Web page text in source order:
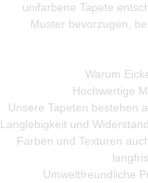
unifarbene Tapete
Muster bevorzugen, bei
Warum
Hochwertige
Unsere Tapeten bestehen
Langlebigkeit und
Farben und Texturen
Umweltfreundliche